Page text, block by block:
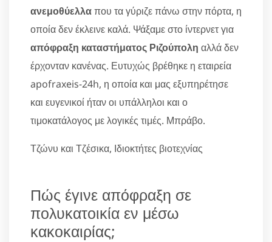
ανεμοθύελλαπου τα γύριζε πάνω στην πόρτα, η
οποία δεν έκλεινε καλά. Ψάξαμε στο ίντερνετ για
απόφραξη καταστήματος Ριζούπολη αλλά δεν
έρχονταν κανένας. Ευτυχώς βρέθηκε η εταιρεία
apofraxeis-24h, η οποία και μας εξυπηρέτησε
και ευγενικοί ήταν οι υπάλληλοι και ο
τιμοκατάλογος με λογικές τιμές. Μπράβο.
Τζώνυ και Τζέσικα, Ιδιοκτήτες βιοτεχνίας
Πώς έγινε απόφραξη σε
πολυκατοικία εν μέσω
κακοκαιρίας;